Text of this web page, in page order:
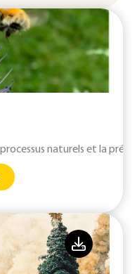
naturels et la